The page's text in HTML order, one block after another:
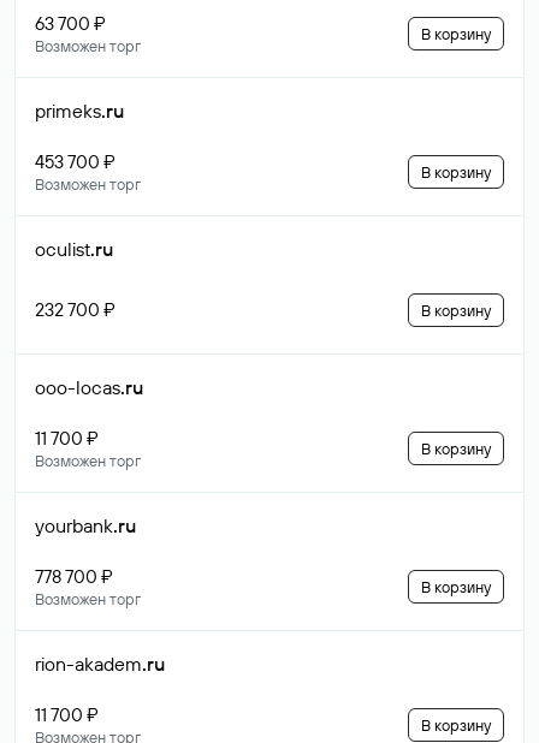
63 700 ₽
Возможен торг
В корзину
primeks.ru
453 700 ₽
Возможен торг
В корзину
oculist.ru
232 700 ₽ В корзину
ooo-locas.ru
11 700 ₽
Возможен торг
В корзину
yourbank.ru
778 700 ₽
Возможен торг
В корзину
rion-akadem.ru
11 700 ₽
Возможен торг
В корзину